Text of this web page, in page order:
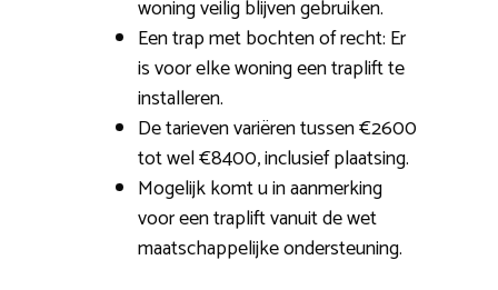
woning veilig blijven gebruiken.
Een trap met bochten of recht: Er
is voor elke woning een traplift te
installeren.
De tarieven variëren tussen €2600
tot wel €8400, inclusief plaatsing.
Mogelijk komt u in aanmerking
voor een traplift vanuit de wet
maatschappelijke ondersteuning.